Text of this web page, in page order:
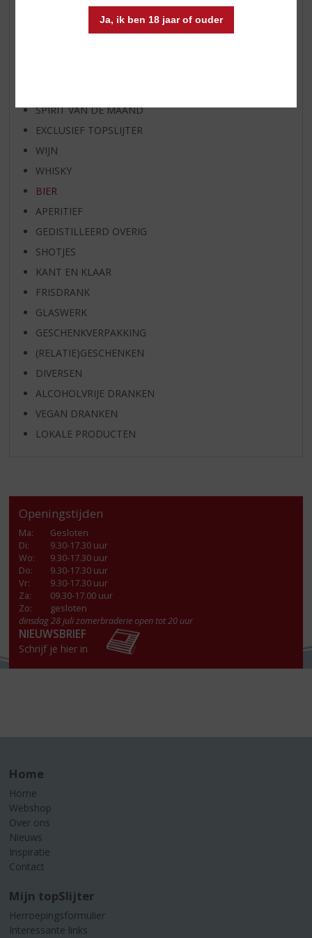
Ja, ik ben 18 jaar of ouder
AANBIEDINGEN
WIJN VAN DE MAAND
SPIRIT VAN DE MAAND
EXCLUSIEF TOPSLIJTER
WIJN
WHISKY
BIER
APERITIEF
GEDISTILLEERD OVERIG
SHOTJES
KANT EN KLAAR
FRISDRANK
GLASWERK
GESCHENKVERPAKKING
(RELATIE)GESCHENKEN
DIVERSEN
ALCOHOLVRIJE DRANKEN
VEGAN DRANKEN
LOKALE PRODUCTEN
Openingstijden
Ma:
Gesloten
Di:
9.30-17.30 uur
Wo:
9.30-17.30 uur
Do:
9.30-17.30 uur
Vr:
9.30-17.30 uur
Za:
09.30-17.00 uur
Zo:
gesloten
dinsdag 28 juli zomerbraderie open tot 20 uur
NIEUWSBRIEF
Schrijf je hier in
Home
Home
Webshop
Over ons
Nieuws
Inspiratie
Contact
Mijn topSlijter
Herroepingsformulier
Interessante links